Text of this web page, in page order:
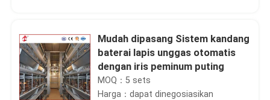
Mudah dipasang Sistem kandang
baterai lapis unggas otomatis
dengan iris peminum puting
MOQ：5 sets
Harga：dapat dinegosiasikan